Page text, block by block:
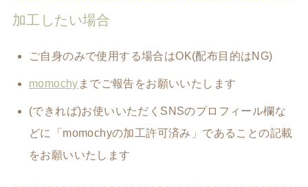
加工したい場合
ご自身のみで使用する場合はOK(配布目的はNG)
momochy までご報告をお願いいたします
(できれば)お使いいただくSNSのプロフィール欄な
どに「momochyの加工許可済み」であることの記載
をお願いいたします